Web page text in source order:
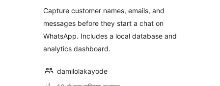
Capture customer names, emails, and
messages before they start a chat on
WhatsApp. Includes a local database and
analytics dashboard.
damilolakayode